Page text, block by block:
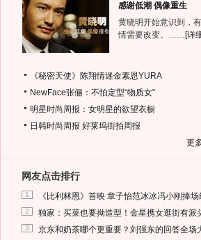
感谢低潮 偶像重生
黄晓明开始意识到，
情需要改变。…… [详
《秘密天使》陈翔情迷金素恩YURA
NewFace张俪：不怕定型“物质女”
明星时尚周报：女明星的欲望衣橱
日韩时尚周报 好莱坞街拍周报
更
网友点击排行
1 《比利林恩》首映 章子怡范冰冰冯小刚捧
2 独家：买菜也要拗造型！金星携女逛街有派
3 京东和奶茶哪个更重要？刘强东的回答全场